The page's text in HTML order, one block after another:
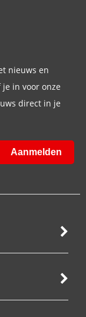
nieuws en
je in voor onze
direct in je